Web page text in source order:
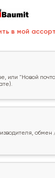
в мой
или "Новой
обмен